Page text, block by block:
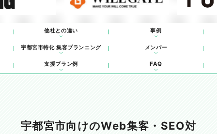
他社との違い 事例
宇都宮市特化 集客プランニング メンバー
支援プラン例 FAQ
宇都宮市向けのWeb集客・SEO対